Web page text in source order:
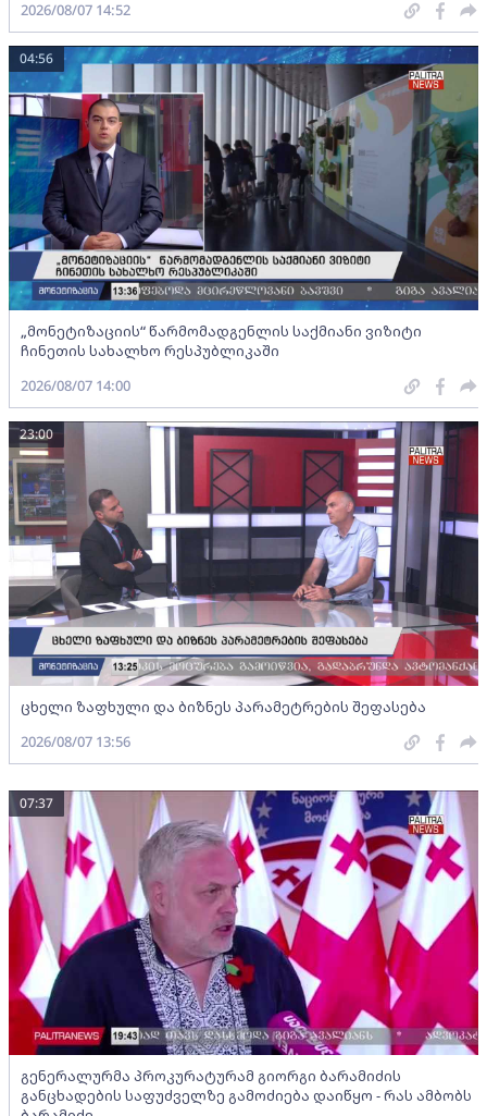
2026/08/07 14:52
„მონეტიზაციის“ წარმომადგენლის საქმიანი ვიზიტი
ჩინეთის სახალხო რესპუბლიკაში
04:56
2026/08/07 14:00
ცხელი ზაფხული და ბიზნეს პარამეტრების შეფასება
23:00
2026/08/07 13:56
გენერალურმა პროკურატურამ გიორგი ბარამიძის
განცხადების საფუძველზე გამოძიება დაიწყო - რას ამბობს
07:37